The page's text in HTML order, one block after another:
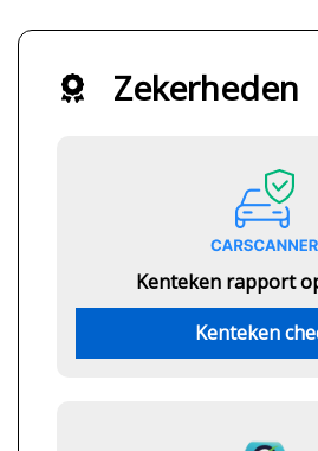
Zekerheden
Kenteken rapport
Kenteken